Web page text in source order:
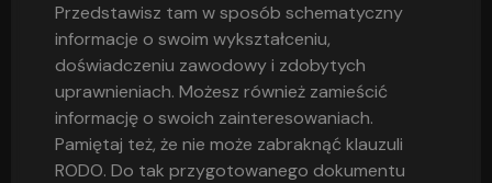
Przedstawisz tam w sposób schematyczny
informacje o swoim wykształceniu,
doświadczeniu zawodowy i zdobytych
uprawnieniach. Możesz również zamieścić
informację o swoich zainteresowaniach.
Pamiętaj też, że nie może zabraknąć klauzuli
RODO. Do tak przygotowanego dokumentu